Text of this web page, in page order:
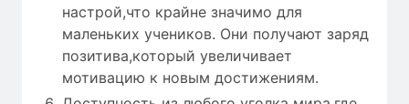
настрой,что крайне значимо для
маленьких учеников. Они получают заряд
позитива,который увеличивает
мотивацию к новым достижениям.